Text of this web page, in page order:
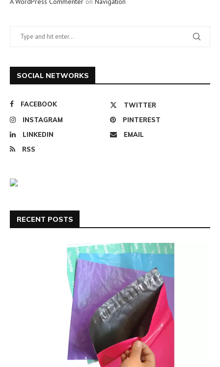
SOCIAL NETWORKS
FACEBOOK
TWITTER
INSTAGRAM
PINTEREST
LINKEDIN
EMAIL
RSS
RECENT POSTS